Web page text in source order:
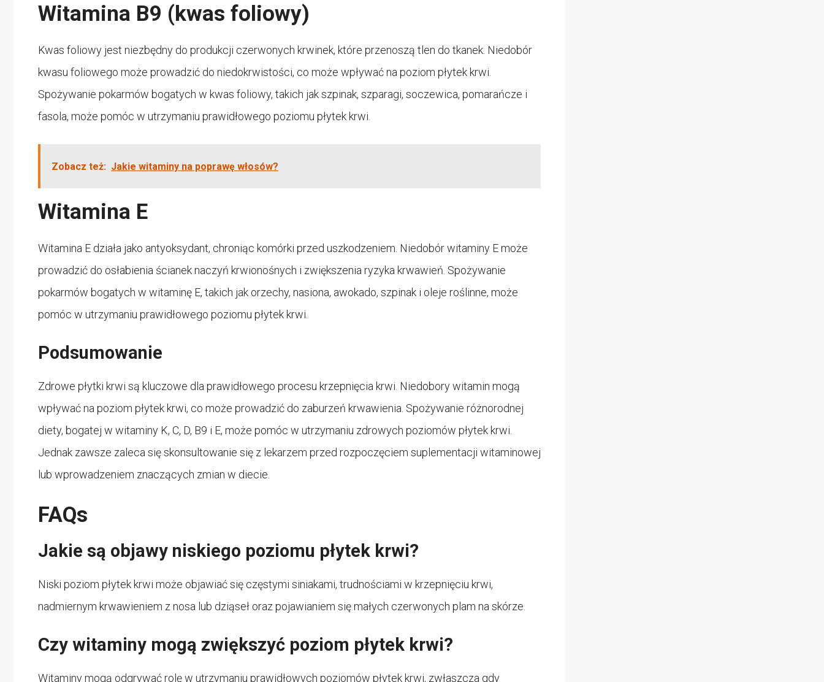
Witamina B9 (kwas foliowy)
Kwas foliowy jest niezbędny do produkcji czerwonych krwinek, które przenoszą tlen do tkanek. Niedobór
kwasu foliowego może prowadzić do niedokrwistości, co może wpływać na poziom płytek krwi.
Spożywanie pokarmów bogatych w kwas foliowy, takich jak szpinak, szparagi, soczewica, pomarańcze i
fasola, może pomóc w utrzymaniu prawidłowego poziomu płytek krwi.
Zobacz też: Jakie witaminy na poprawę włosów?
Witamina E
Witamina E działa jako antyoksydant, chroniąc komórki przed uszkodzeniem. Niedobór witaminy E może
prowadzić do osłabienia ścianek naczyń krwionośnych i zwiększenia ryzyka krwawień. Spożywanie
pokarmów bogatych w witaminę E, takich jak orzechy, nasiona, awokado, szpinak i oleje roślinne, może
pomóc w utrzymaniu prawidłowego poziomu płytek krwi.
Podsumowanie
Zdrowe płytki krwi są kluczowe dla prawidłowego procesu krzepnięcia krwi. Niedobory witamin mogą
wpływać na poziom płytek krwi, co może prowadzić do zaburzeń krwawienia. Spożywanie różnorodnej
diety, bogatej w witaminy K, C, D, B9 i E, może pomóc w utrzymaniu zdrowych poziomów płytek krwi.
Jednak zawsze zaleca się skonsultowanie się z lekarzem przed rozpoczęciem suplementacji witaminowej
lub wprowadzeniem znaczących zmian w diecie.
FAQs
Jakie są objawy niskiego poziomu płytek krwi?
Niski poziom płytek krwi może objawiać się częstymi siniakami, trudnościami w krzepnięciu krwi,
nadmiernym krwawieniem z nosa lub dziąseł oraz pojawianiem się małych czerwonych plam na skórze.
Czy witaminy mogą zwiększyć poziom płytek krwi?
Witaminy mogą odgrywać rolę w utrzymaniu prawidłowych poziomów płytek krwi, zwłaszcza gdy